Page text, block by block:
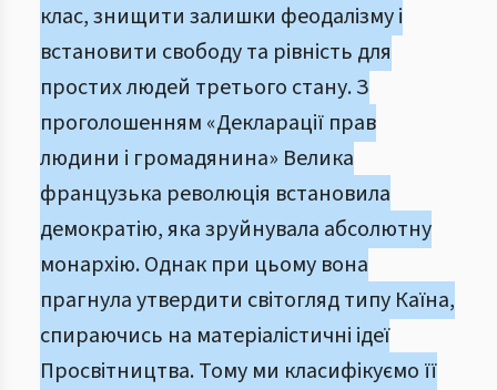
клас, знищити залишки феодалізму і
встановити свободу та рівність для
простих людей третього стану. З
проголошенням «Декларації прав
людини і громадянина» Велика
французька революція встановила
демократію, яка зруйнувала абсолютну
монархію. Однак при цьому вона
прагнула утвердити світогляд типу Каїна,
спираючись на матеріалістичні ідеї
Просвітництва. Тому ми класифікуємо її